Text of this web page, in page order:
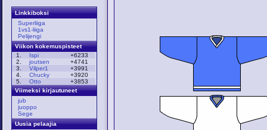
Linkkiboksi
Superliiga
1vs1-liiga
Pelijengi
Viikon kokemuspisteet
1.
Ispi
+6233
2.
joutsen
+4741
3.
Vilper1
+3991
4.
Chucky
+3920
5.
Otto
+3853
Viimeksi kirjautuneet
jub
juoppo
Sege
Uusia pelaajia